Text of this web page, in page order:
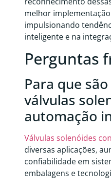
melhor
impulsionando
inteligente e na
Perguntas
Para que
válvulas
automação
Válvulas solenóides
diversas aplicações,
confiabilidade em
embalagens e